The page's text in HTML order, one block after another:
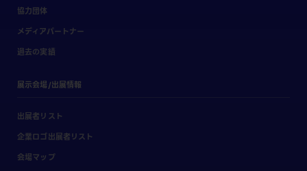
協力団体
メディアパートナー
過去の実績
展示会場/出展情報
出展者リスト
企業ロゴ出展者リスト
会場マップ